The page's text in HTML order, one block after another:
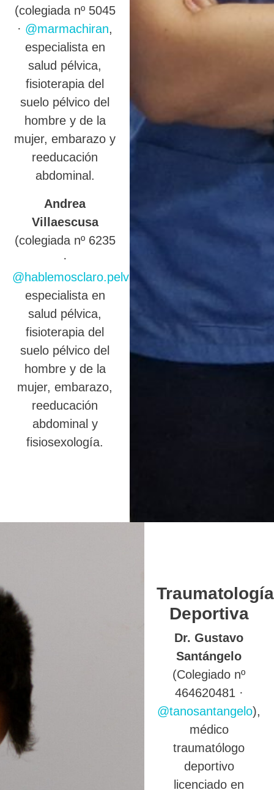
(colegiada nº 5045
· @marmachiran,
especialista en
salud pélvica,
fisioterapia del
suelo pélvico del
hombre y de la
mujer, embarazo y
reeducación
abdominal.
Andrea
Villaescusa
(colegiada nº 6235
·
@hablemosclaro.pelvic
),
especialista en
salud pélvica,
fisioterapia del
suelo pélvico del
hombre y de la
mujer, embarazo,
reeducación
abdominal y
fisiosexología.
Traumatología
Deportiva
Dr. Gustavo
Santángelo
(Colegiado nº
464620481 ·
@tanosantangelo),
médico
traumatólogo
deportivo
licenciado en